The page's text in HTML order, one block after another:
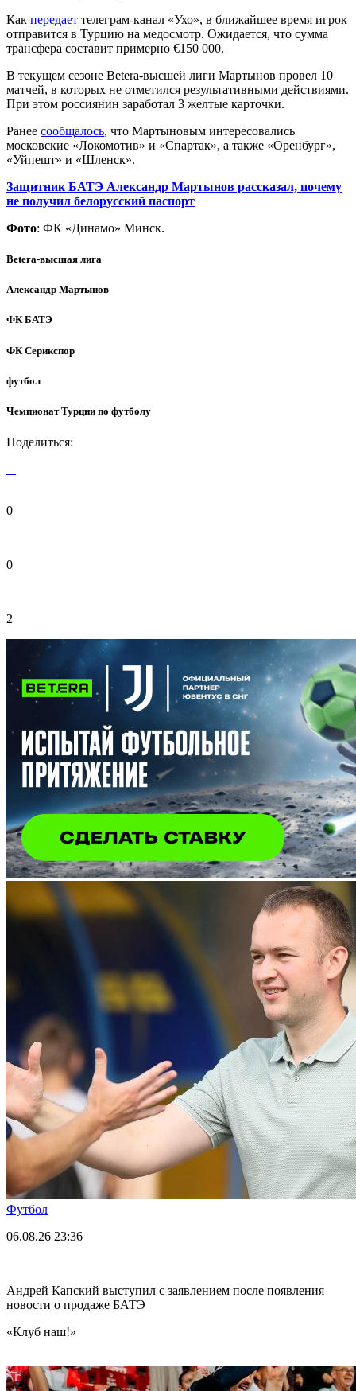
Как передает телеграм-канал «Ухо», в ближайшее время игрок
отправится в Турцию на медосмотр. Ожидается, что сумма
трансфера составит примерно €150 000.
В текущем сезоне Betera-высшей лиги Мартынов провел 10
матчей, в которых не отметился результативными действиями.
При этом россиянин заработал 3 желтые карточки.
Ранее сообщалось, что Мартыновым интересовались
московские «Локомотив» и «Спартак», а также «Оренбург»,
«Уйпешт» и «Шленск».
Защитник БАТЭ Александр Мартынов рассказал, почему
не получил белорусский паспорт
Фото: ФК «Динамо» Минск.
Betera-высшая лига
Александр Мартынов
ФК БАТЭ
ФК Серикспор
футбол
Чемпионат Турции по футболу
Поделиться:
0
0
2
Футбол
06.08.26 23:36
Андрей Капский выступил с заявлением после появления
новости о продаже БАТЭ
«Клуб наш!»